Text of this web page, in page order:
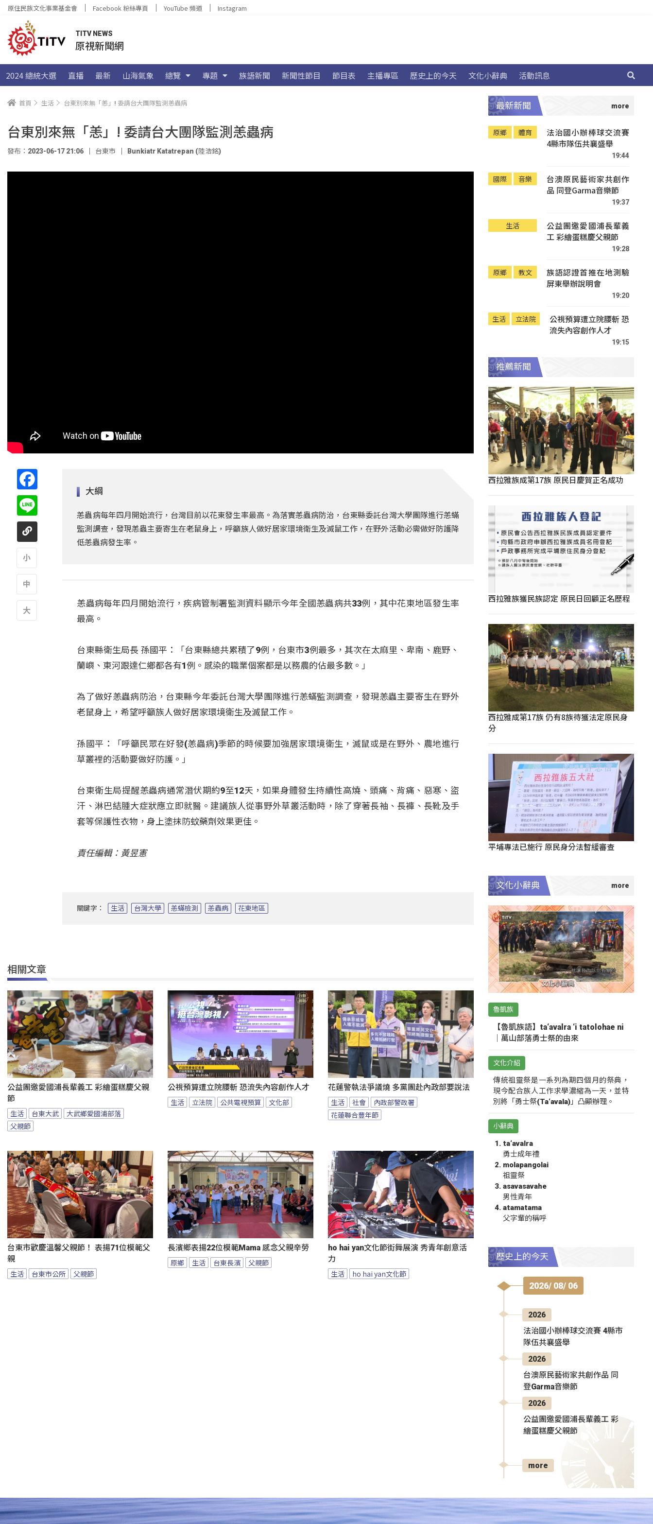
原住民族文化事業基金會 Facebook 粉絲專頁 YouTube 頻道 Instagram
TITV NEWS
原視新聞網
2024 總統大選 直播 最新 山海氣象 總覽 專題 族語新聞 新聞性節目 節目表 主播專區 歷史上的今天 文化小辭典 活動訊息
首頁 生活 台東別來無「恙」! 委請台大團隊監測恙蟲病
台東別來無「恙」! 委請台大團隊監測恙蟲病
發布：2023-06-17 21:06 台東市 Bunkiatr Katatrepan (陸浩銘)
大綱
恙蟲病每年四月開始流行，台灣目前以花東發生率最高。為落實恙蟲病防治，台東縣委託台灣大學團隊進行恙蟎
監測調查，發現恙蟲主要寄生在老鼠身上，呼籲族人做好居家環境衛生及滅鼠工作，在野外活動必需做好防護降
低恙蟲病發生率。
恙蟲病每年四月開始流行，疾病管制署監測資料顯示今年全國恙蟲病共33例，其中花東地區發生率
最高。
台東縣衛生局長 孫國平：「台東縣總共累積了9例，台東市3例最多，其次在太麻里、卑南、鹿野、
蘭嶼、東河跟達仁鄉都各有1例。感染的職業個案都是以務農的佔最多數。」
為了做好恙蟲病防治，台東縣今年委託台灣大學團隊進行恙蟎監測調查，發現恙蟲主要寄生在野外
老鼠身上，希望呼籲族人做好居家環境衛生及滅鼠工作。
孫國平：「呼籲民眾在好發(恙蟲病)季節的時候要加強居家環境衛生，滅鼠或是在野外、農地進行
草叢裡的活動要做好防護。」
台東衛生局提醒恙蟲病通常潛伏期約9至12天，如果身體發生持續性高燒、頭痛、背痛、惡寒、盜
汗、淋巴結腫大症狀應立即就醫。建議族人從事野外草叢活動時，除了穿著長袖、長褲、長靴及手
套等保護性衣物，身上塗抹防蚊藥劑效果更佳。
責任編輯：黃昱憲
關鍵字： 生活 台灣大學 恙蟎檢測 恙蟲病 花東地區
相關文章
公益團邀愛國浦長輩義工 彩繪蛋糕慶父親
節
生活 台東大武
大武鄉愛國浦部落
父親節
公視預算遭立院腰斬 恐流失內容創作人才
生活 立法院 公共電視預算 文化部
花蓮警執法爭議燒 多黨團赴內政部要說法
生活 社會
內政部警政署
花蓮聯合豐年節
台東市歡慶溫馨父親節！ 表揚71位模範父
親
生活 台東市公所 父親節
長濱鄉表揚22位模範Mama 感念父親辛勞
原鄉 生活 台東長濱 父親節
ho hai yan文化節街舞展演 秀青年創意活
力
生活 ho hai yan文化節
最新新聞
原鄉 體育
法治國小辦棒球交流賽
4縣市隊伍共襄盛舉
19:44
國際 音樂
台澳原民藝術家共創作
品 同登Garma音樂節
19:37
生活
公益團邀愛國浦長輩義
工 彩繪蛋糕慶父親節
19:28
原鄉 教文
族語認證首推在地測驗
屏東舉辦說明會
19:20
生活 立法院
公視預算遭立院腰斬 恐
流失內容創作人才
19:15
推薦新聞
西拉雅族成第17族 原民日慶賀正名成功
西拉雅族獲民族認定 原民日回顧正名歷程
西拉雅成第17族 仍有8族待獲法定原民身
分
平埔專法已施行 原民身分法暫緩審查
文化小辭典
魯凱族
【魯凱族語】ta‘avalra ‘i tatolohae ni
｜萬山部落勇士祭的由來
文化介紹
傳統祖靈祭是一系列為期四個月的祭典，
現今配合族人工作求學濃縮為一天，並特
別將「勇士祭(Ta‘avala)」凸顯辦理。
小辭典
ta‘avalra
勇士成年禮
molapangolai
祖靈祭
asavasavahe
男性青年
atamatama
父字輩的稱呼
歷史上的今天
2026/ 08/ 06
2026
法治國小辦棒球交流賽 4縣市
隊伍共襄盛舉
2026
台澳原民藝術家共創作品 同
登Garma音樂節
2026
公益團邀愛國浦長輩義工 彩
繪蛋糕慶父親節
more